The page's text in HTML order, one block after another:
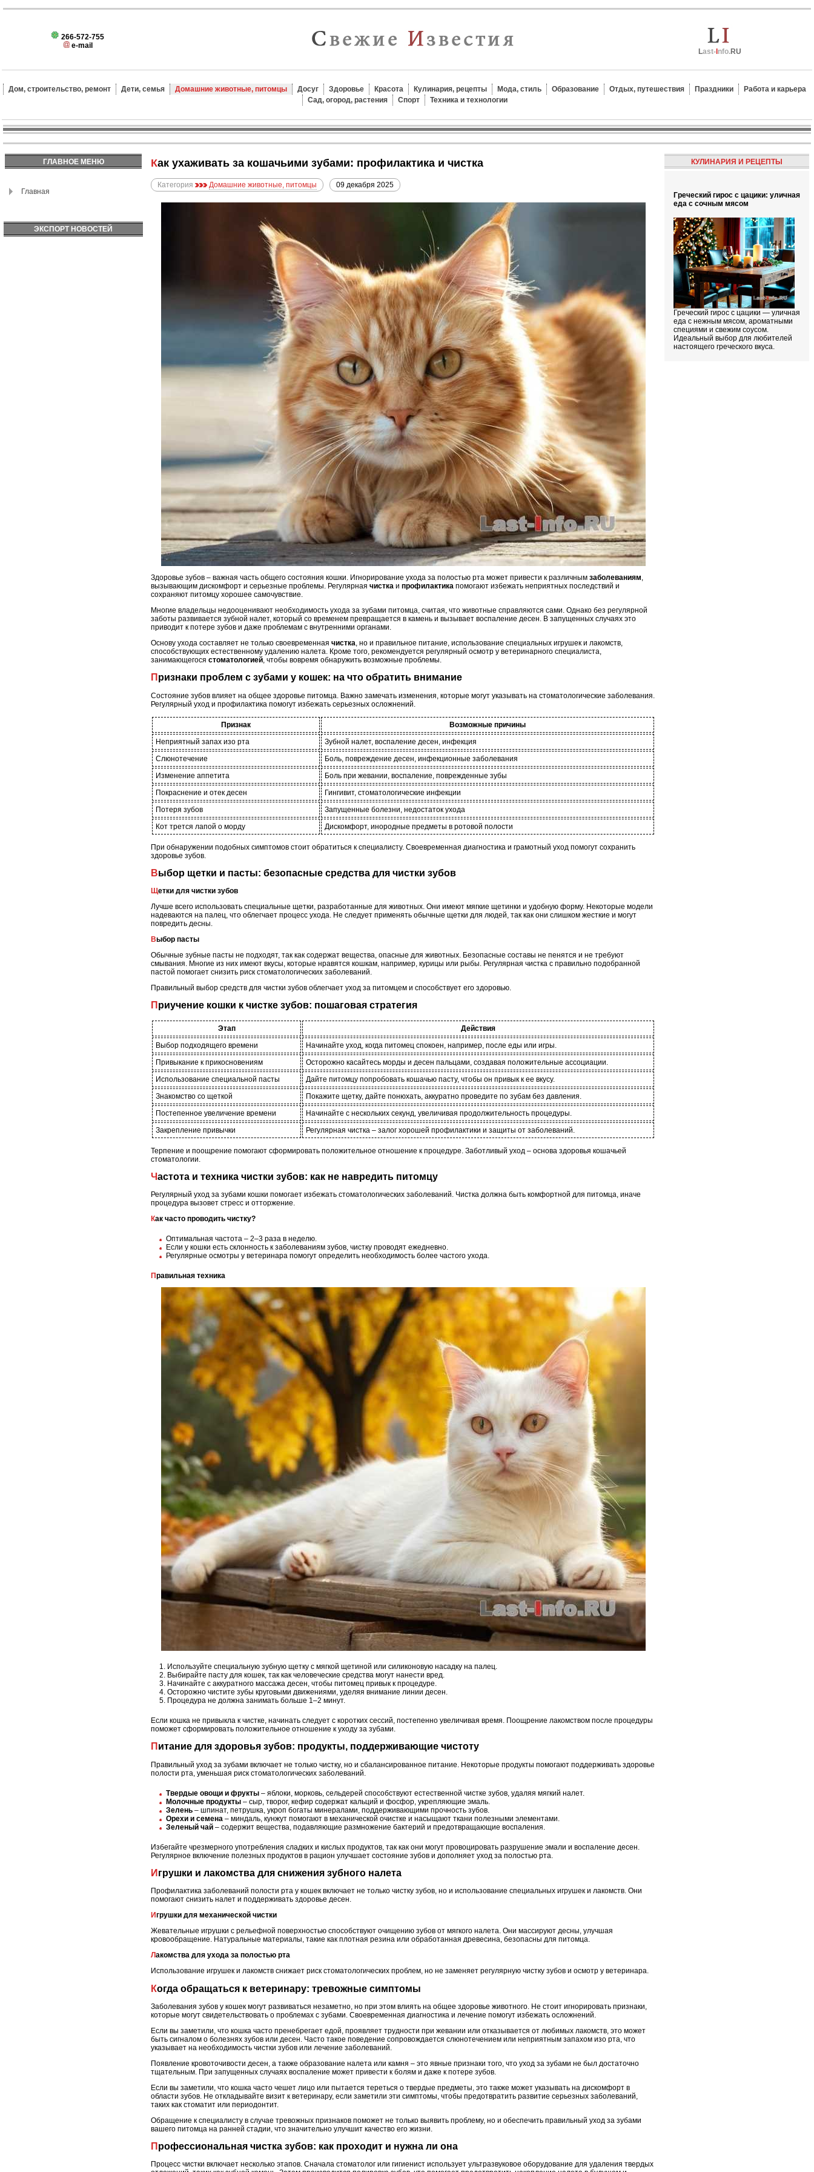
266-572-755
e-mail
Last- nfo.RU
Дом, строительство, ремонт Дети, семья Домашние животные, питомцы Досуг Здоровье Красота Кулинария, рецепты Мода, стиль Образование Отдых, путешествия Праздники
Работа и карьера
Сад, огород, растения
Спорт Техника и технологии
ГЛАВНОЕ МЕНЮ
Главная
ЭКСПОРТ НОВОСТЕЙ
Как ухаживать за кошачьими зубами: профилактика и чистка
Категория Домашние животные, питомцы 09 декабря 2025
Здоровье зубов – важная часть общего состояния кошки. Игнорирование ухода за полостью рта может привести к различным заболеваниям,
вызывающим дискомфорт и серьезные проблемы. Регулярная чистка и профилактика помогают избежать неприятных последствий и
сохраняют питомцу хорошее самочувствие.
Многие владельцы недооценивают необходимость ухода за зубами питомца, считая, что животные справляются сами. Однако без регулярной
заботы развивается зубной налет, который со временем превращается в камень и вызывает воспаление десен. В запущенных случаях это
приводит к потере зубов и даже проблемам с внутренними органами.
Основу ухода составляет не только своевременная чистка, но и правильное питание, использование специальных игрушек и лакомств,
способствующих естественному удалению налета. Кроме того, рекомендуется регулярный осмотр у ветеринарного специалиста,
занимающегося стоматологией, чтобы вовремя обнаружить возможные проблемы.
Признаки проблем с зубами у кошек: на что обратить внимание
Состояние зубов влияет на общее здоровье питомца. Важно замечать изменения, которые могут указывать на стоматологические заболевания.
Регулярный уход и профилактика помогут избежать серьезных осложнений.
Признак
Возможные причины
Неприятный запах изо рта
Зубной налет, воспаление десен, инфекция
Слюнотечение
Боль, повреждение десен, инфекционные заболевания
Изменение аппетита
Боль при жевании, воспаление, поврежденные зубы
Покраснение и отек десен
Гингивит, стоматологические инфекции
Потеря зубов
Запущенные болезни, недостаток ухода
Кот трется лапой о морду
Дискомфорт, инородные предметы в ротовой полости
При обнаружении подобных симптомов стоит обратиться к специалисту. Своевременная диагностика и грамотный уход помогут сохранить
здоровье зубов.
Выбор щетки и пасты: безопасные средства для чистки зубов
Щетки для чистки зубов
Лучше всего использовать специальные щетки, разработанные для животных. Они имеют мягкие щетинки и удобную форму. Некоторые модели
надеваются на палец, что облегчает процесс ухода. Не следует применять обычные щетки для людей, так как они слишком жесткие и могут
повредить десны.
Выбор пасты
Обычные зубные пасты не подходят, так как содержат вещества, опасные для животных. Безопасные составы не пенятся и не требуют
смывания. Многие из них имеют вкусы, которые нравятся кошкам, например, курицы или рыбы. Регулярная чистка с правильно подобранной
пастой помогает снизить риск стоматологических заболеваний.
Правильный выбор средств для чистки зубов облегчает уход за питомцем и способствует его здоровью.
Приучение кошки к чистке зубов: пошаговая стратегия
Этап
Действия
Выбор подходящего времени
Начинайте уход, когда питомец спокоен, например, после еды или игры.
Привыкание к прикосновениям
Осторожно касайтесь морды и десен пальцами, создавая положительные ассоциации.
Использование специальной пасты
Дайте питомцу попробовать кошачью пасту, чтобы он привык к ее вкусу.
Знакомство со щеткой
Покажите щетку, дайте понюхать, аккуратно проведите по зубам без давления.
Постепенное увеличение времени
Начинайте с нескольких секунд, увеличивая продолжительность процедуры.
Закрепление привычки
Регулярная чистка – залог хорошей профилактики и защиты от заболеваний.
Терпение и поощрение помогают сформировать положительное отношение к процедуре. Заботливый уход – основа здоровья кошачьей
стоматологии.
Частота и техника чистки зубов: как не навредить питомцу
Регулярный уход за зубами кошки помогает избежать стоматологических заболеваний. Чистка должна быть комфортной для питомца, иначе
процедура вызовет стресс и отторжение.
Как часто проводить чистку?
Оптимальная частота – 2–3 раза в неделю.
Если у кошки есть склонность к заболеваниям зубов, чистку проводят ежедневно.
Регулярные осмотры у ветеринара помогут определить необходимость более частого ухода.
Правильная техника
Используйте специальную зубную щетку с мягкой щетиной или силиконовую насадку на палец.
Выбирайте пасту для кошек, так как человеческие средства могут нанести вред.
Начинайте с аккуратного массажа десен, чтобы питомец привык к процедуре.
Осторожно чистите зубы круговыми движениями, уделяя внимание линии десен.
Процедура не должна занимать больше 1–2 минут.
Если кошка не привыкла к чистке, начинать следует с коротких сессий, постепенно увеличивая время. Поощрение лакомством после процедуры
поможет сформировать положительное отношение к уходу за зубами.
Питание для здоровья зубов: продукты, поддерживающие чистоту
Правильный уход за зубами включает не только чистку, но и сбалансированное питание. Некоторые продукты помогают поддерживать здоровье
полости рта, уменьшая риск стоматологических заболеваний.
Твердые овощи и фрукты – яблоки, морковь, сельдерей способствуют естественной чистке зубов, удаляя мягкий налет.
Молочные продукты – сыр, творог, кефир содержат кальций и фосфор, укрепляющие эмаль.
Зелень – шпинат, петрушка, укроп богаты минералами, поддерживающими прочность зубов.
Орехи и семена – миндаль, кунжут помогают в механической очистке и насыщают ткани полезными элементами.
Зеленый чай – содержит вещества, подавляющие размножение бактерий и предотвращающие воспаления.
Избегайте чрезмерного употребления сладких и кислых продуктов, так как они могут провоцировать разрушение эмали и воспаление десен.
Регулярное включение полезных продуктов в рацион улучшает состояние зубов и дополняет уход за полостью рта.
Игрушки и лакомства для снижения зубного налета
Профилактика заболеваний полости рта у кошек включает не только чистку зубов, но и использование специальных игрушек и лакомств. Они
помогают снизить налет и поддерживать здоровье десен.
Игрушки для механической чистки
Жевательные игрушки с рельефной поверхностью способствуют очищению зубов от мягкого налета. Они массируют десны, улучшая
кровообращение. Натуральные материалы, такие как плотная резина или обработанная древесина, безопасны для питомца.
Лакомства для ухода за полостью рта
Использование игрушек и лакомств снижает риск стоматологических проблем, но не заменяет регулярную чистку зубов и осмотр у ветеринара.
Когда обращаться к ветеринару: тревожные симптомы
Заболевания зубов у кошек могут развиваться незаметно, но при этом влиять на общее здоровье животного. Не стоит игнорировать признаки,
которые могут свидетельствовать о проблемах с зубами. Своевременная диагностика и лечение помогут избежать осложнений.
Если вы заметили, что кошка часто пренебрегает едой, проявляет трудности при жевании или отказывается от любимых лакомств, это может
быть сигналом о болезнях зубов или десен. Часто такое поведение сопровождается слюнотечением или неприятным запахом изо рта, что
указывает на необходимость чистки зубов или лечение заболеваний.
Появление кровоточивости десен, а также образование налета или камня – это явные признаки того, что уход за зубами не был достаточно
тщательным. При запущенных случаях воспаление может привести к болям и даже к потере зубов.
Если вы заметили, что кошка часто чешет лицо или пытается тереться о твердые предметы, это также может указывать на дискомфорт в
области зубов. Не откладывайте визит к ветеринару, если заметили эти симптомы, чтобы предотвратить развитие серьезных заболеваний,
таких как стоматит или периодонтит.
Обращение к специалисту в случае тревожных признаков поможет не только выявить проблему, но и обеспечить правильный уход за зубами
вашего питомца на ранней стадии, что значительно улучшит качество его жизни.
Профессиональная чистка зубов: как проходит и нужна ли она
Процесс чистки включает несколько этапов. Сначала стоматолог или гигиенист использует ультразвуковое оборудование для удаления твердых
КУЛИНАРИЯ И РЕЦЕПТЫ
Греческий гирос с цацики: уличная
еда с сочным мясом
Греческий гирос с цацики — уличная
еда с нежным мясом, ароматными
специями и свежим соусом.
Идеальный выбор для любителей
настоящего греческого вкуса.